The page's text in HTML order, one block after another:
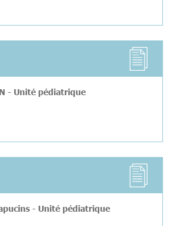
- Unité pédiatrique
- Unité pédiatrique